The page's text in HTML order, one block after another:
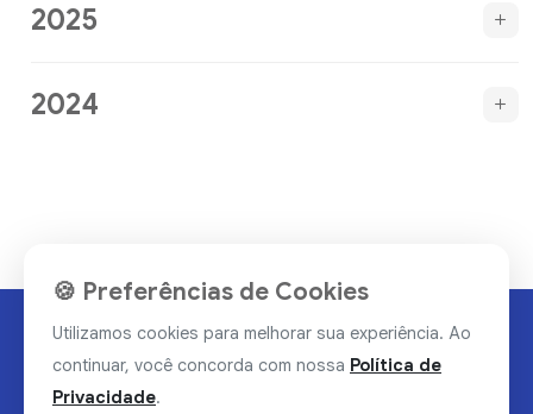
2025
2024
🍪 Preferências de Cookies
Utilizamos cookies para melhorar sua experiência. Ao
continuar, você concorda com nossa Política de
Privacidade.